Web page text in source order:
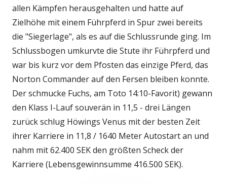
allen Kämpfen herausgehalten und hatte auf
Zielhöhe mit einem Führpferd in Spur zwei bereits
die "Siegerlage", als es auf die Schlussrunde ging. Im
Schlussbogen umkurvte die Stute ihr Führpferd und
war bis kurz vor dem Pfosten das einzige Pferd, das
Norton Commander auf den Fersen bleiben konnte.
Der schmucke Fuchs, am Toto 14:10-Favorit) gewann
den Klass I-Lauf souverän in 11,5 - drei Längen
zurück schlug Höwings Venus mit der besten Zeit
ihrer Karriere in 11,8 / 1640 Meter Autostart an und
nahm mit 62.400 SEK den größten Scheck der
Karriere (Lebensgewinnsumme 416.500 SEK).